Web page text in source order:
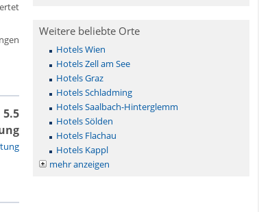
5.5
Weitere beliebte Orte
Hotels Wien
Hotels Zell am See
Hotels Graz
Hotels Schladming
Hotels Saalbach-Hinterglemm
Hotels Sölden
Hotels Flachau
Hotels Kappl
mehr anzeigen